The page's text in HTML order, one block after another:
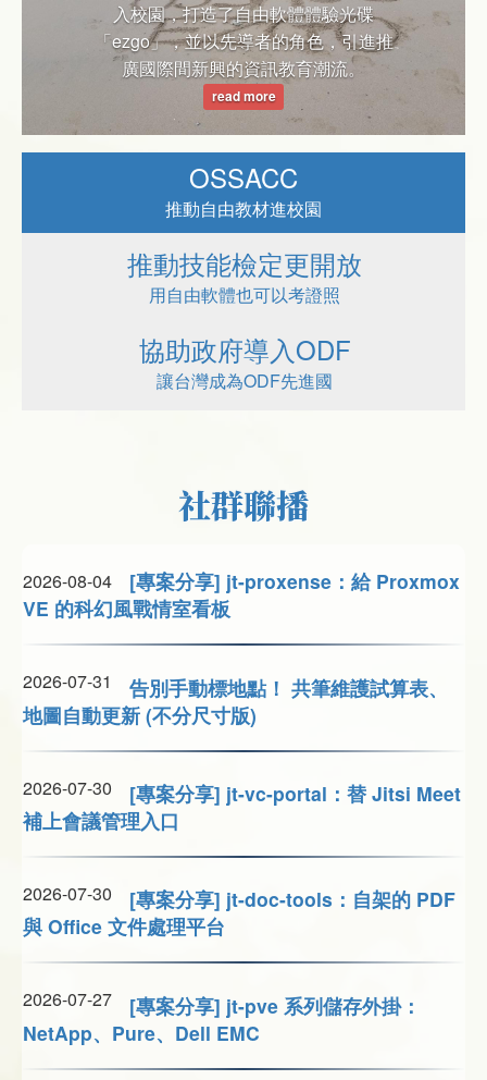
長久以來被軟體大廠壟斷的國家技能檢
定考試，在 SLAT 的努力推動下，終於
能以自由軟體應考！
read more
OSSACC
推動自由教材進校園
推動技能檢定更開放
用自由軟體也可以考證照
協助政府導入ODF
讓台灣成為ODF先進國
社群聯播
2026-08-04
[專案分享] jt-proxense：給 Proxmox
VE 的科幻風戰情室看板
2026-07-31
告別手動標地點！ 共筆維護試算表、
地圖自動更新 (不分尺寸版)
2026-07-30
[專案分享] jt-vc-portal：替 Jitsi Meet
補上會議管理入口
2026-07-30
[專案分享] jt-doc-tools：自架的 PDF
與 Office 文件處理平台
2026-07-27
[專案分享] jt-pve 系列儲存外掛：
NetApp、Pure、Dell EMC